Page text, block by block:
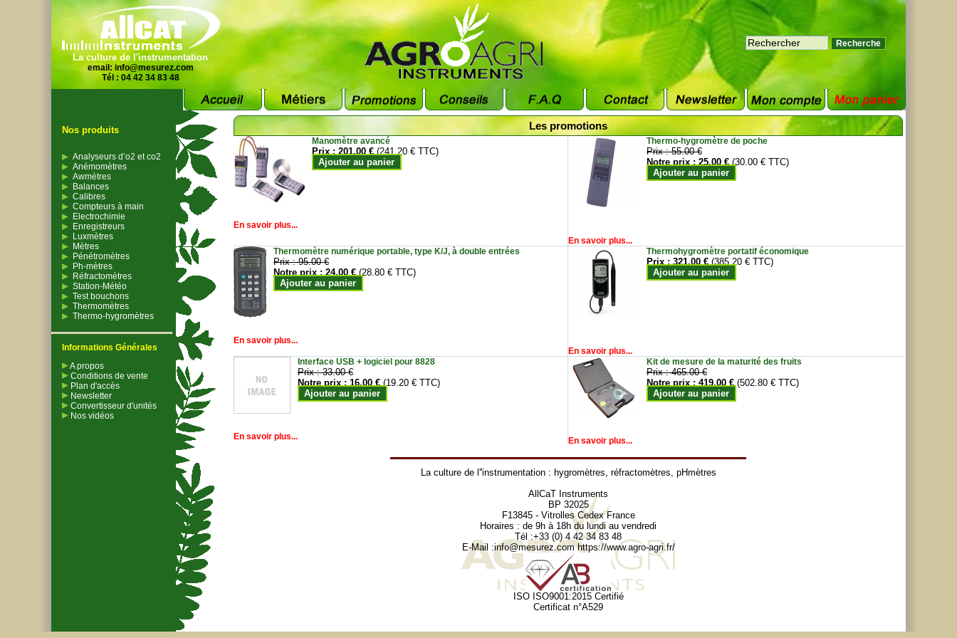
La culture de l'instrumentation
email: info@mesurez.com
Tél : 04 42 34 83 48
Nos produits
Analyseurs d’o2 et co2
Anémomètres
Awmètres
Balances
Calibres
Compteurs à main
Electrochimie
Enregistreurs
Luxmètres
Mètres
Pénétromètres
Ph-mètres
Réfractomètres
Station-Météo
Test bouchons
Thermomètres
Thermo-hygromètres
Informations Générales
A propos
Conditions de vente
Plan d'accès
Newsletter
Convertisseur d'unités
Nos vidéos
Les promotions
Manomètre avancé
Prix :201.00 € (241.20 € TTC)
Ajouter au panier
En savoir plus...
Thermo-hygromètre de poche
Prix :55.00 €
Notre prix :25.00 € (30.00 € TTC)
Ajouter au panier
En savoir plus...
Thermomètre numérique portable, type K/J, à double entrées
Prix :95.00 €
Notre prix :24.00 € (28.80 € TTC)
Ajouter au panier
En savoir plus...
Thermohygromètre portatif économique
Prix :321.00 € (385.20 € TTC)
Ajouter au panier
En savoir plus...
Interface USB + logiciel pour 8828
Prix :33.00 €
Notre prix :16.00 € (19.20 € TTC)
Ajouter au panier
En savoir plus...
Kit de mesure de la maturité des fruits
Prix :465.00 €
Notre prix :419.00 € (502.80 € TTC)
Ajouter au panier
En savoir plus...
La culture de l''instrumentation : hygromètres, réfractomètres, pHmètres
AllCaT Instruments
BP 32025
F13845 - Vitrolles Cedex France
Horaires : de 9h à 18h du lundi au vendredi
Tél :+33 (0) 4 42 34 83 48
E-Mail :info@mesurez.com https://www.agro-agri.fr/
ISO ISO9001:2015 Certifié
Certificat n°A529